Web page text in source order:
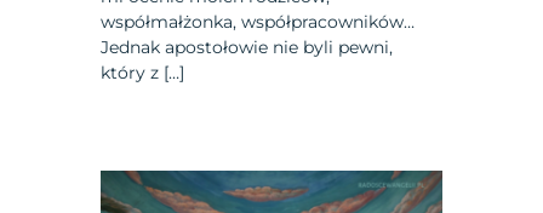
współmałżonka, współpracowników…
Jednak apostołowie nie byli pewni,
który z […]